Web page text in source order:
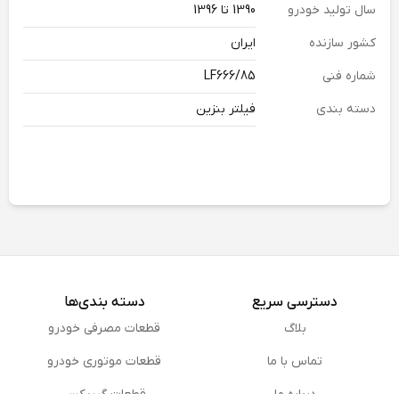
سال تولید خودرو
1390 تا 1396
کشور سازنده
ایران
شماره فنی
LF666/85
دسته بندی
فیلتر بنزین
دسترسی سریع
بلاگ
تماس با ما
دسته بندی‌ها
قطعات مصرفی خودرو
قطعات موتوری خودرو